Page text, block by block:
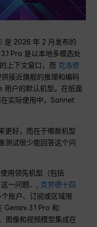
是 2026 年 2 月发布的
Pro 是以本地多模态处
上下文窗口，而 克洛德
接近旗舰的推理和编码
用户的默认机型。在纸面
在实际使用中，Sonnet
更好，而在于哪款机型
测试很少能回答这个问
用领先机型（包括
一问题、, 克劳德十四
账户、订阅或区域限
Gemini 3.1 Pro 和
图像和视频模型集成在